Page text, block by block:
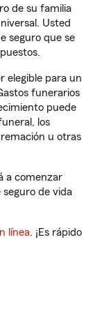
de su familia
Usted
seguro que se
elegible para un
funerarios
puede
los
u otras
a comenzar
de vida
línea. ¡Es rápido